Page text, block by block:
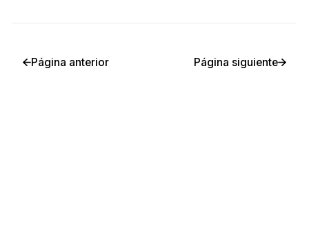
Página anterior Página siguiente